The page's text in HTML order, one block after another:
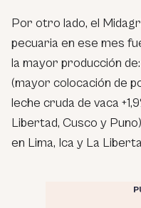
Por otro lado, el
pecuaria en ese mes
la mayor producción
(mayor colocación de
leche cruda de vaca
Libertad, Cusco y
en Lima, Ica y La